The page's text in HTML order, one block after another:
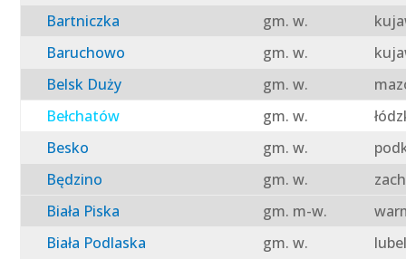
Bartniczka
gm. w.
Baruchowo
gm. w.
Belsk Duży
gm. w.
Bełchatów
gm. w.
Besko
gm. w.
Będzino
gm. w.
Biała Piska
gm. m-w.
Biała Podlaska
gm. w.